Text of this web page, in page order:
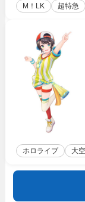
M！LK 超特急
ホロライブ 大